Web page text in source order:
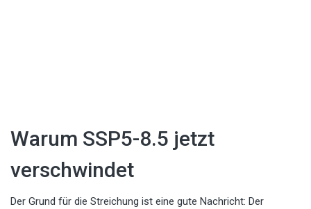
Warum SSP5-8.5 jetzt
verschwindet
Der Grund für die Streichung ist eine gute Nachricht: Der